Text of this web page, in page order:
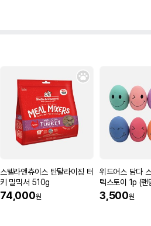
스텔라앤츄이스 탄탈라이징 터
키 밀믹서 510g
74,000원
위드어스 담다
텍스토이 1p (랜
3,500원